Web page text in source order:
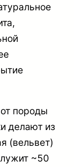
породы
делают из
(вельвет)
~50